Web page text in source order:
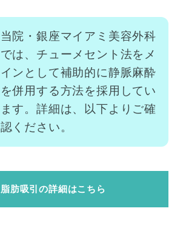
当院・銀座マイアミ美容外科
では、チューメセント法をメ
インとして補助的に静脈麻酔
を併用する方法を採用してい
ます。詳細は、以下よりご確
認ください。
脂肪吸引の詳細はこちら